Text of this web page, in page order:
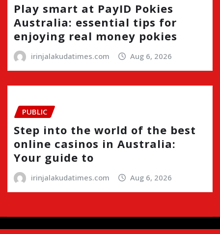
Play smart at PayID Pokies
Australia: essential tips for
enjoying real money pokies
irinjalakudatimes.com Aug 6, 2026
PUBLIC
Step into the world of the best
online casinos in Australia:
Your guide to
irinjalakudatimes.com Aug 6, 2026